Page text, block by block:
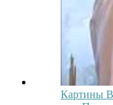
Картины